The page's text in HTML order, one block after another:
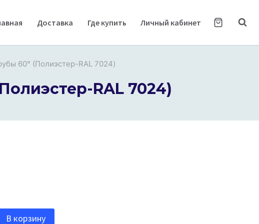
Доставка Где купить Личный кабинет
60° (Полиэстер-RAL 7024)
RAL 7024)
В корзину